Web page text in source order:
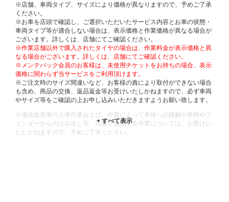
※店舗、車両タイプ、サイズにより価格が異なりますので、予めご了承
ください。
※お車を店頭で確認し、ご選択いただいたサービス内容とお車の状態・
車両タイプ等が適合しない場合は、表示価格と作業価格が異なる場合が
ございます。詳しくは、店舗にてご確認ください。
※作業店舗以外で購入されたタイヤの場合は、作業料金が表示価格と異
なる場合がございます。詳しくは、店舗にてご確認ください。
※メンテパック会員のお客様は、未使用チケットをお持ちの場合、表示
価格に関わらず当サービスをご利用頂けます。
※ご注文時のサイズ間違いなど、お客様の責により取付ができない場合
も含め、商品の交換、返品返金等お受けいたしかねますので、必ず車両
やサイズ等をご確認の上お申し込みいただきますようお願い致します。
※違法改造車の入庫作業および、作業によって車体への接触や車枠やフ
ェンダーからのはみ出し等、法規を逸脱する作業については、お受けい
たしかねますので、予めご了承ください。